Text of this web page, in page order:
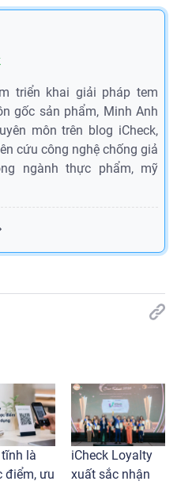
triển khai giải pháp tem
gốc sản phẩm, Minh Anh
môn trên blog iCheck,
cứu công nghệ chống giả
ngành thực phẩm, mỹ
tĩnh là
điểm, ưu
iCheck Loyalty
xuất sắc nhận